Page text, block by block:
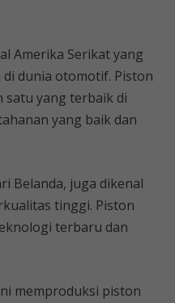
Amerika Serikat yang
dunia otomotif. Piston
satu yang terbaik di
yang baik dan
Belanda, juga dikenal
tinggi. Piston
terbaru dan
memproduksi piston